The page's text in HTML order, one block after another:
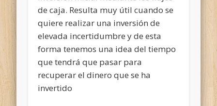
de caja. Resulta muy útil cuando se
quiere realizar una inversión de
elevada incertidumbre y de esta
forma tenemos una idea del tiempo
que tendrá que pasar para
recuperar el dinero que se ha
invertido